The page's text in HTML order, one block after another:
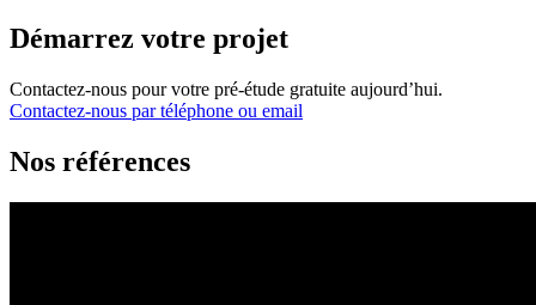
Démarrez votre projet
Contactez-nous pour votre pré-étude gratuite aujourd’hui.
Contactez-nous par téléphone ou email
Nos références